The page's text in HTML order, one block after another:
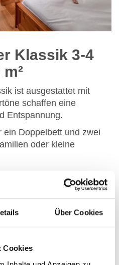
Über Cookies
Cookies
Klassik 3-4
m²
ist ausgestattet mit
schaffen eine
Entspannung.
ein Doppelbett und zwei
oder kleine
WC und Haarföhn